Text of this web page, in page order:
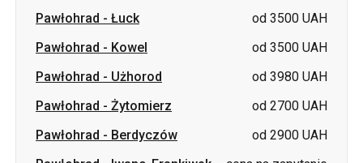
Pawłohrad-Żytomierz
od 2700 UAH
Pawłohrad-Berdyczów
od 2900 UAH
Pawłohrad-Iwano-Frankiwsk
cena na zapytanie
Pawłohrad-Czuhujiw
cena na zapytanie
Pawłohrad-Zaporoże cena na zapytanie